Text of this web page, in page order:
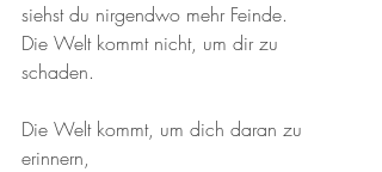
siehst du nirgendwo mehr Feinde.
Die Welt kommt nicht, um dir zu
schaden.
Die Welt kommt, um dich daran zu
erinnern,